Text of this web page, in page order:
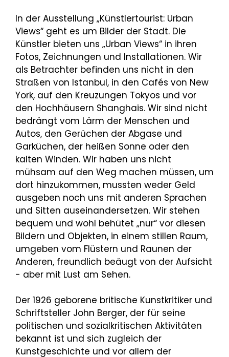
In der Ausstellung „Künstlertourist: Urban
Views“ geht es um Bilder der Stadt. Die
Künstler bieten uns „Urban Views“ in ihren
Fotos, Zeichnungen und Installationen. Wir
als Betrachter befinden uns nicht in den
Straßen von Istanbul, in den Cafés von New
York, auf den Kreuzungen Tokyos und vor
den Hochhäusern Shanghais. Wir sind nicht
bedrängt vom Lärm der Menschen und
Autos, den Gerüchen der Abgase und
Garküchen, der heißen Sonne oder den
kalten Winden. Wir haben uns nicht
mühsam auf den Weg machen müssen, um
dort hinzukommen, mussten weder Geld
ausgeben noch uns mit anderen Sprachen
und Sitten auseinandersetzen. Wir stehen
bequem und wohl behütet „nur“ vor diesen
Bildern und Objekten, in einem stillen Raum,
umgeben vom Flüstern und Raunen der
Anderen, freundlich beäugt von der Aufsicht
- aber mit Lust am Sehen.
Der 1926 geborene britische Kunstkritiker und
Schriftsteller John Berger, der für seine
politischen und sozialkritischen Aktivitäten
bekannt ist und sich zugleich der
Kunstgeschichte und vor allem der